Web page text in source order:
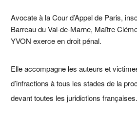
Avocate à la Cour d’Appel de Paris,
Barreau du Val-de-Marne, Maître
YVON exerce en droit pénal.
Elle accompagne les auteurs et
d’infractions à tous les stades de la
devant toutes les juridictions françaises.